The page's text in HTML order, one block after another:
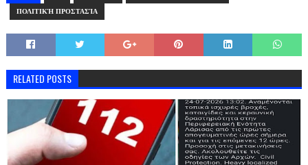
ΠΟΛΙΤΙΚΉ ΠΡΟΣΤΑΣΊΑ
RELATED POSTS